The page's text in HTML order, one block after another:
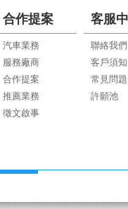
合作提案
汽車業務
服務廠商
合作提案
推薦業務
徵文啟事
客服
聯絡我們
客戶須知
常見問題
許願池